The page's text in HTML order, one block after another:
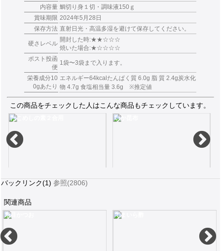
内容量 鯛切り身１切・調味液150ｇ
賞味期限 2024年5月28日
保存方法 直射日光・高温多湿を避けて保存してください。
硬さレベル
開封した時:★★☆☆☆
焼いた場合:★☆☆☆☆
ポスト投函
便
1袋〜3袋まで入ります。
栄養成分10
0gあたり
エネルギー64kcalたんぱく質 6.0g 脂 質 2.4g炭水化
物 4.7g 食塩相当量 3.6g ※推定値
この商品をチェックした人はこんな商品もチェックしています。
たこめしの素２合用
880
いか昆布
バックリンク(1) 参照(2806)
関連商品
糸目かつお てまいら酢